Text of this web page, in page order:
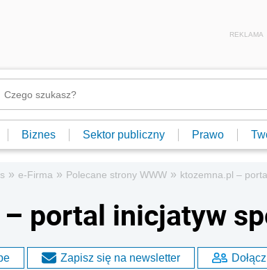
REKLAMA
Biznes Sektor publiczny Prawo
» e-Firma » Polecane strony WWW » ktozemna.pl –
portal inicjatyw
Zapisz się na newsletter